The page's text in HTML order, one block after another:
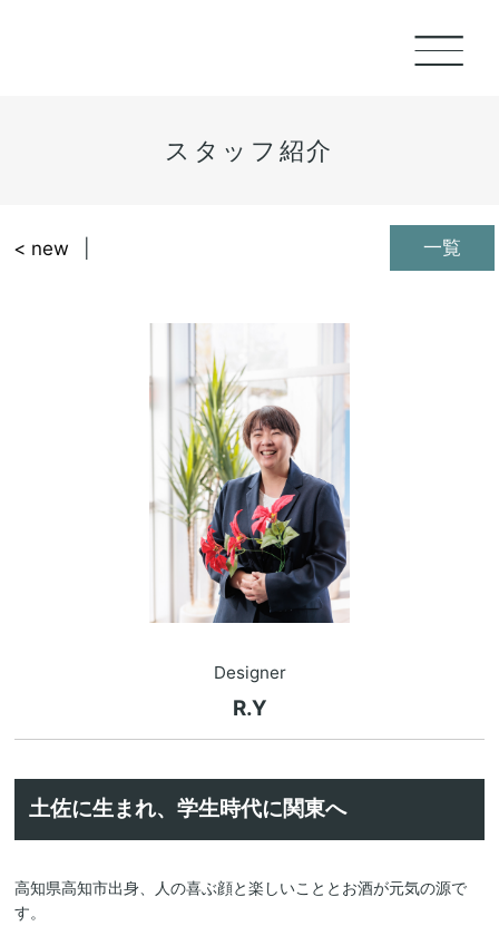
スタッフ紹介
一覧
< new
Designer
R.Y
土佐に生まれ、学生時代に関東へ
高知県高知市出身、人の喜ぶ顔と楽しいこととお酒が元気の源で
す。